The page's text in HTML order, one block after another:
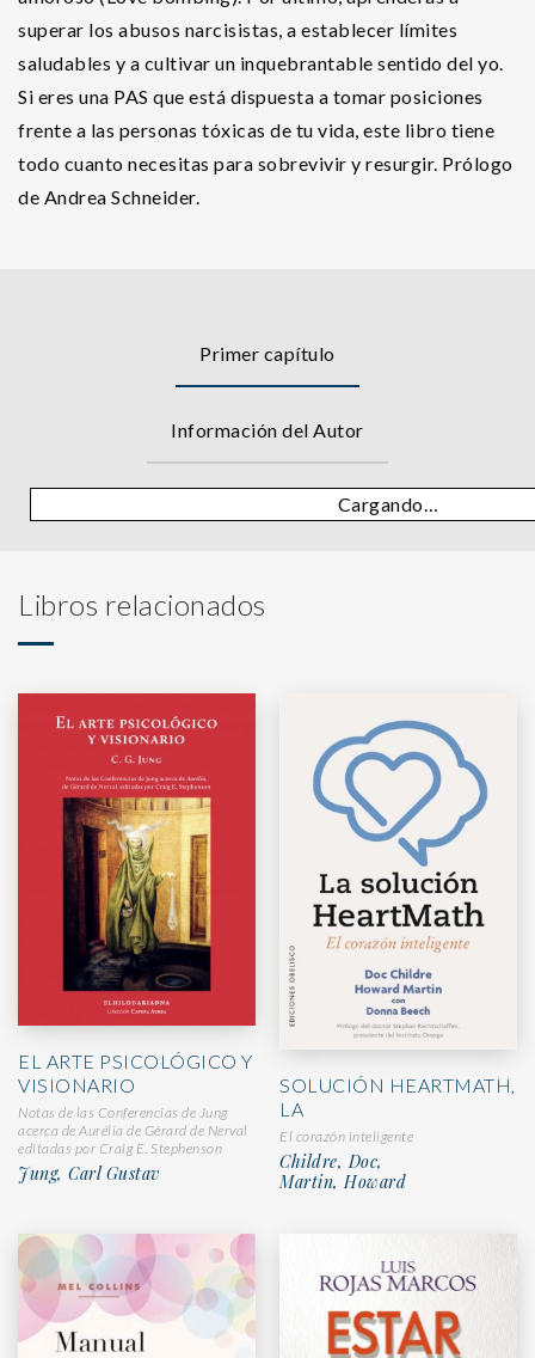
superar los abusos narcisistas, a establecer límites
saludables y a cultivar un inquebrantable sentido del yo.
Si eres una PAS que está dispuesta a tomar posiciones
frente a las personas tóxicas de tu vida, este libro tiene
todo cuanto necesitas para sobrevivir y resurgir. Prólogo
de Andrea Schneider.
Primer capítulo
Información del Autor
Cargando…
Libros relacionados
EL ARTE PSICOLÓGICO Y
VISIONARIO
Notas de las Conferencias de Jung
acerca de Aurélia de Gérard de Nerval
editadas por Craig E. Stephenson
Jung, Carl Gustav
SOLUCIÓN HEARTMATH,
LA
El corazón inteligente
Childre, Doc,
Martin, Howard